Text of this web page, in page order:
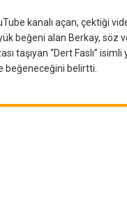
kanalı açan, çektiği
beğeni alan Berkay, söz
taşıyan “Dert Faslı” isimli
beğeneceğini belirtti.